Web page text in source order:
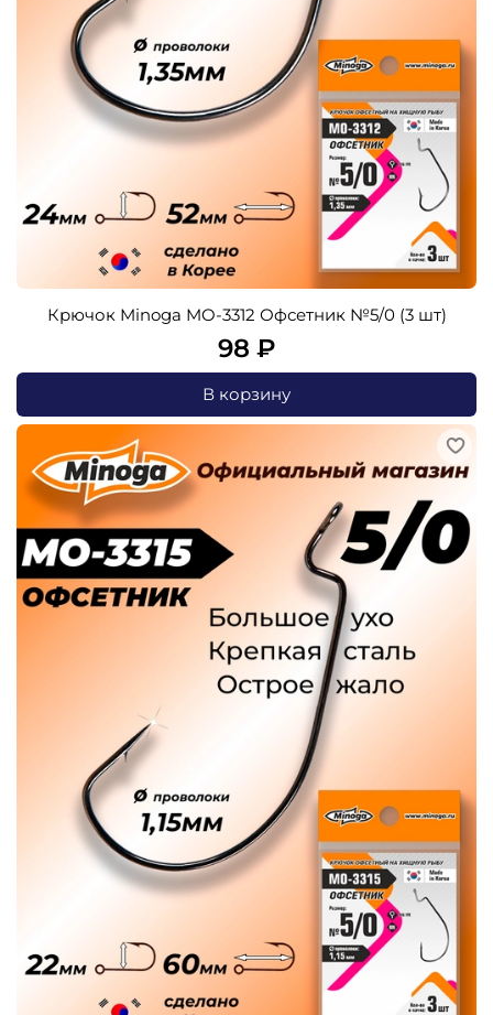
Крючок Minoga MO-3312 Офсетник №5/0 (3 шт)
98 ₽
В корзину